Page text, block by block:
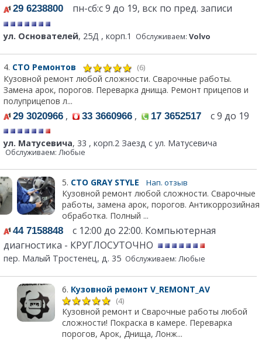
29 6238800 пн-сб:с 9 до 19, вск по пред. записи
ул. Основателей, 25Д , корп.1 Обслуживаем: Volvo
4. СТО Ремонтов (6)
Кузовной ремонт любой сложности. Сварочные работы.
Замена арок, порогов. Переварка днища. Ремонт прицепов и
полуприцепов л...
29 3020966 , 33 3660966 , 17 3652517 с 9 до 19
ул. Матусевича, 33 , корп.2 Заезд с ул. Матусевича
Обслуживаем: Любые
5. СТО GRAY STYLE Нап. отзыв
Кузовной ремонт любой сложности. Сварочные
работы, замена арок, порогов. Антикоррозийная
обработка. Полный ...
44 7158848 с 12:00 до 22:00. Компьютерная
диагностика - КРУГЛОСУТОЧНО
пер. Малый Тростенец, д. 35 Обслуживаем: Любые
6. Кузовной ремонт V_REMONT_AV
(4)
Кузовной ремонт и Сварочные работы любой
сложности! Покраска в камере. Переварка
порогов, Арок, Днища, Лонж...